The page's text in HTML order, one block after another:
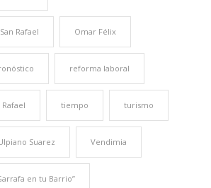
Rafael Omar Félix
reforma laboral
Rafael tiempo turismo
Suarez Vendimia
en tu Barrio”